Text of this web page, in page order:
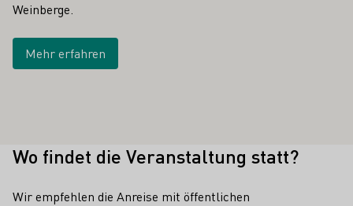
Weinberge.
Mehr erfahren
Wo findet die Veranstaltung statt?
Wir empfehlen die Anreise mit öffentlichen